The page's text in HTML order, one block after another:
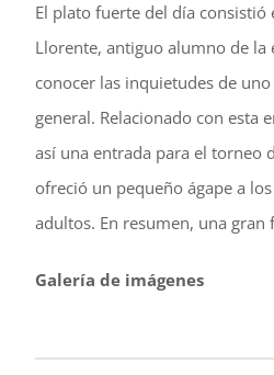
El plato fuerte del día
Llorente, antiguo alumno de la
conocer las inquietudes de
general. Relacionado con esta
así una entrada para el torneo
ofreció un pequeño ágape a
adultos. En resumen, una
Galería de imágenes